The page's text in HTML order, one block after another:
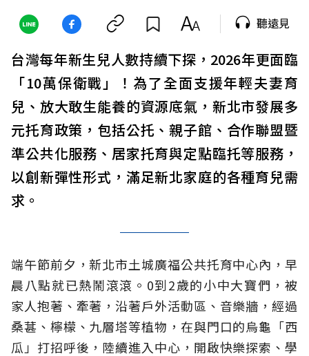
聽遠見
台灣每年新生兒人數持續下探，2026年更面臨
「10萬保衛戰」！為了全面支援年輕夫妻育
兒、放大敢生能養的資源底氣，新北市發展多
元托育政策，包括公托、親子館、合作聯盟暨
準公共化服務、居家托育與定點臨托等服務，
以創新彈性形式，滿足新北家庭的各種育兒需
求。
端午節前夕，新北市土城廣福公共托育中心內，早
晨八點就已熱鬧滾滾。0到2歲的小中大寶們，被
家人抱著、牽著，沿著戶外活動區、音樂牆，經過
桑葚、檸檬、九層塔等植物，在與門口的烏龜「西
瓜」打招呼後，陸續進入中心，開啟快樂探索、學